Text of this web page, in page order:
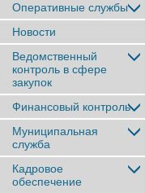
Оперативные службы
Новости
Ведомственный
контроль в сфере
закупок
Финансовый контроль
Муниципальная
служба
Кадровое
обеспечение